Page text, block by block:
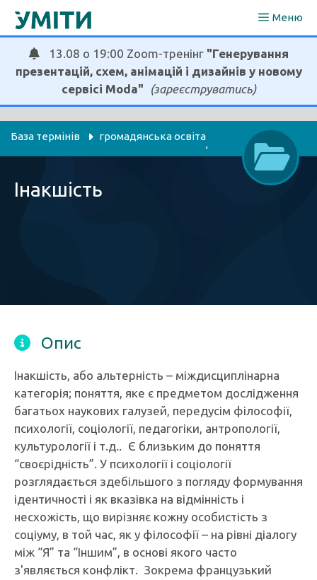
Перейти
Меню
13.08 о 19:00 Zoom-тренінг "Генерування
презентацій, схем, анімацій і дизайнів у новому
сервісі Moda"
(зареєструватись)
База термінів громадянська освіта
,
Інакшість
Опис
Інакшість, або альтерність – міждисциплінарна
категорія; поняття, яке є предметом дослідження
багатьох наукових галузей, передусім філософії,
психології, соціології, педагогіки, антропології,
культурології і т.д.. Є близьким до поняття
“своєрідність”. У психології і соціології
розглядається здебільшого з погляду формування
ідентичності і як вказівка на відмінність і
несхожість, що вирізняє кожну особистість з
соціуму, в той час, як у філософії – на рівні діалогу
між “Я” та “Іншим”, в основі якого часто
з'являється конфлікт. Зокрема французький